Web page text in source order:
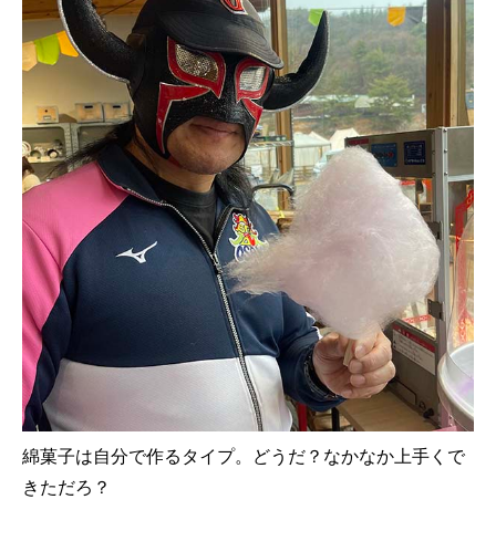
綿菓子は自分で作るタイプ。どうだ？なかなか上手くで
きただろ？